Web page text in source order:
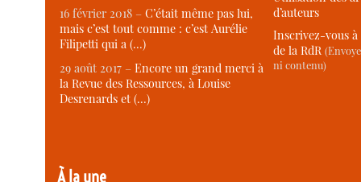
16 février 2018 –C’était même pas lui,
mais c’est tout comme : c’est Aurélie
Filipetti qui a (…)
29 août 2017 –Encore un grand merci à
la Revue des Ressources, à Louise
Desrenards et (…)
À la une
d’auteurs
Inscrivez-vous
de la RdR
ni contenu)